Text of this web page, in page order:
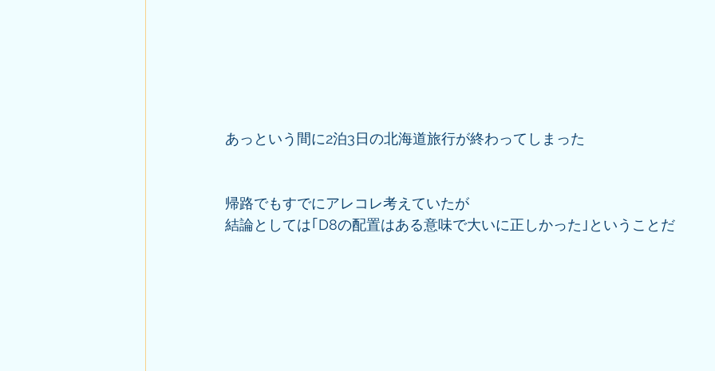
あっという間に2泊3日の北海道旅行が終わってしまった
帰路でもすでにアレコレ考えていたが
結論としては｢D8の配置はある意味で大いに正しかった｣ということだ